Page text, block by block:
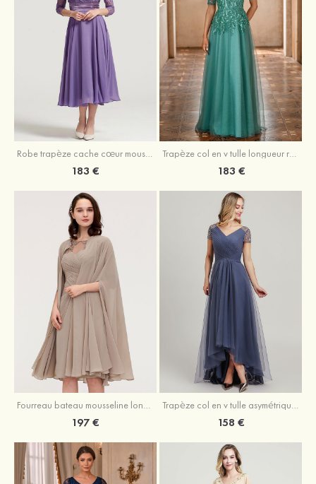
Robe trapèze cache cœur mousseline longueur mollet robe de mère de la mariée avec plissé veste
183 €
Trapèze col en v tulle longueur ras du sol robe de mère de la mariée avec perles paillettes
183 €
Fourreau bateau mousseline longueur genou robe de mère de la mariée avec appliqué plissé veste
197 €
Trapèze col en v tulle asymétrique robe de mère de la mariée
158 €